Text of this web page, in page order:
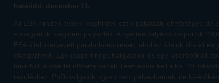
határidő: december 11.
Az ESA minden évben meghirdeti ezt a pályázati lehetőséget, de
– magyarok még nem pályáztak. A nyertes pályázó csoportok
ESA által szervezett parabolarepülésen, ahol az általuk kitalált és
elvégezhetik. Egy csoport négy hallgatóból és egy kísérőből áll,
tanárból. A kísérlet időtartamának illeszkednie kell a kb. 20
repüléshez. PhD-hallgatók ugyan nem pályázhatnak, de